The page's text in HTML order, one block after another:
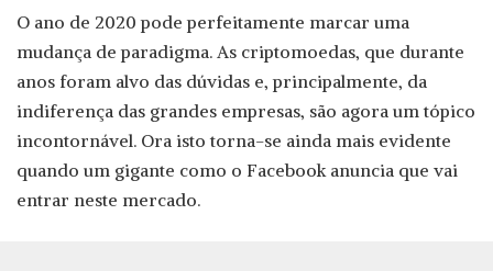
O ano de 2020 pode perfeitamente marcar uma
mudança de paradigma. As criptomoedas, que durante
anos foram alvo das dúvidas e, principalmente, da
indiferença das grandes empresas, são agora um tópico
incontornável. Ora isto torna-se ainda mais evidente
quando um gigante como o Facebook anuncia que vai
entrar neste mercado.